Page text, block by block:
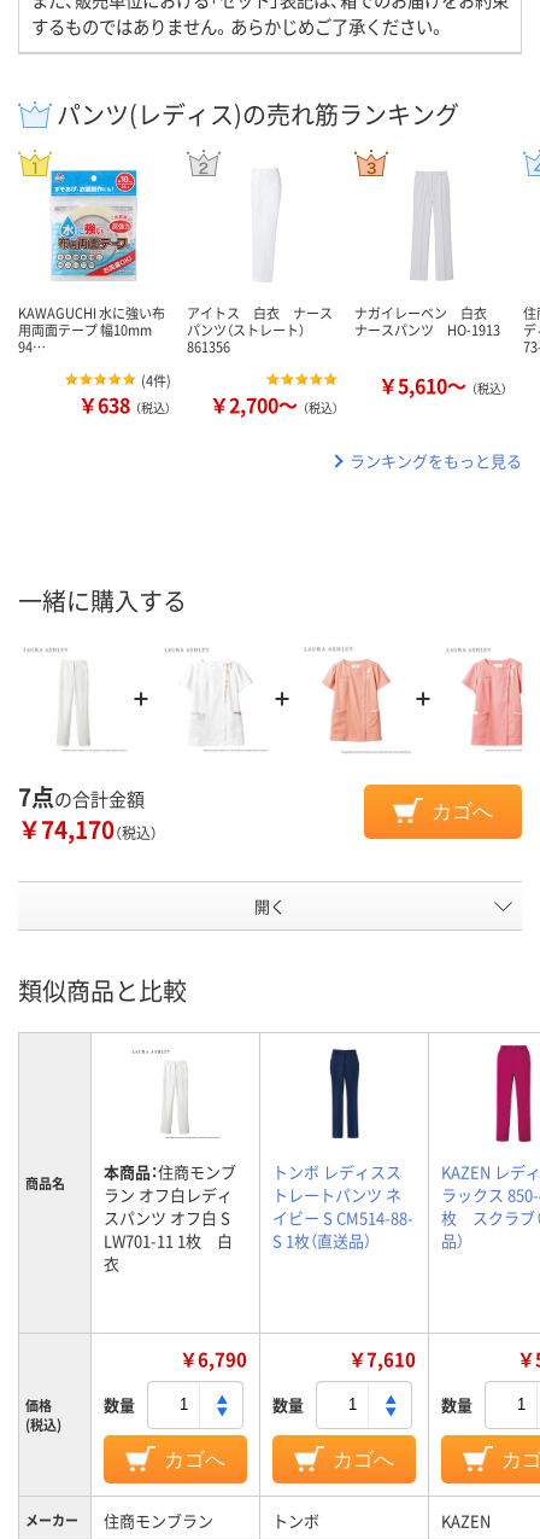
するものではありません。あらかじめご了承ください。
パンツ(レディス)の売れ筋ランキング
KAWAGUCHI 水に強い布
用両面テープ 幅10mm
94…
(4件)
￥638 （税込）
アイトス 白衣 ナース
パンツ（ストレート）
861356
￥2,700～ （税込）
ナガイレーベン 白衣
ナースパンツ HO-1913
￥5,610～ （税込）
住
ランキングをもっと見る
一緒に購入する
7点の合計金額
￥74,170（税込）
カゴへ
開く
類似商品と比較
商品名 本商品：住商モンブ
ラン オフ白レディ
スパンツ オフ白 S
LW701-11 1枚 白
衣
トンボ レディスス
トレートパンツ ネ
イビー S CM514-88-
S 1枚（直送品）
KAZEN レデ
ラックス
枚 スクラブ
品）
価格
(税込)
￥6,790
数量
カゴへ
￥7,610
数量
カゴへ
数量
カ
メーカー 住商モンブラン トンボ KAZEN